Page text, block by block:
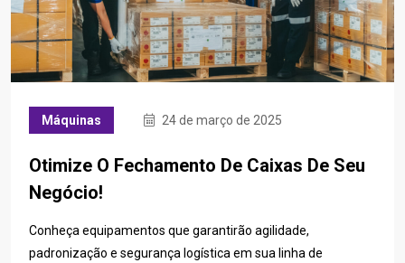
Máquinas 24 de março de 2025
Otimize O Fechamento De Caixas De Seu
Negócio!
Conheça equipamentos que garantirão agilidade,
padronização e segurança logística em sua linha de